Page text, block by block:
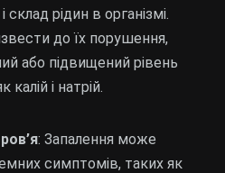
рідин в організмі.
до їх порушення,
або підвищений рівень
калій і натрій.
: Запалення може
симптомів, таких як